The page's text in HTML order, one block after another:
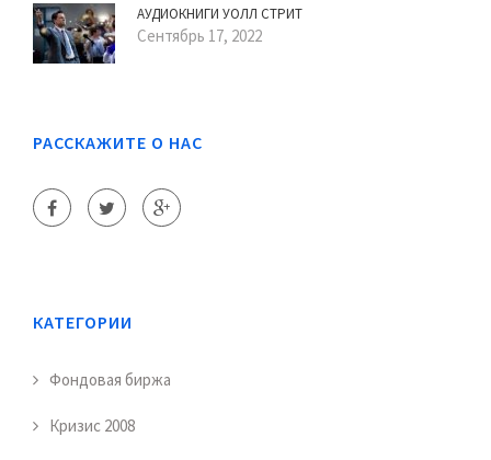
АУДИОКНИГИ УОЛЛ СТРИТ
Сентябрь 17, 2022
РАССКАЖИТЕ О НАС
КАТЕГОРИИ
Фондовая биржа
Кризис 2008